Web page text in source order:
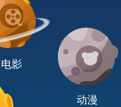
电影
动漫